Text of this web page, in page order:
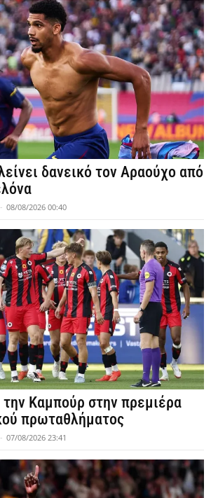
δανεικό τον Αραούχο από
- 08/08/2026 00:40
την Καμπούρ στην πρεμιέρα
πρωταθλήματος
- 07/08/2026 23:41